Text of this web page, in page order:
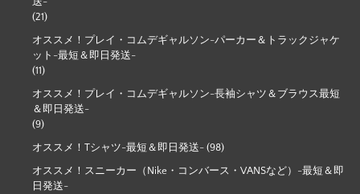
(21)
オススメ！プレイ・コムデギャルソン-パーカー＆トラックジャケ
ット-最短＆即日発送-
(11)
オススメ！プレイ・コムデギャルソン-長袖シャツ＆ブラウス最短
＆即日発送-
(9)
オススメ！Tシャツ-最短＆即日発送- (98)
オススメ！スニーカー（Nike・コンバース・VANSなど）-最短＆即
日発送-